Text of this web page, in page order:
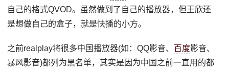
自己的格式QVOD。虽然做到了自己的播放器，但王欣还
是想做自己的盒子，就是快播的小方。
之前realplay将很多中国播放器(如：QQ影音、 百度影音、
暴风影音)都列为黑名单，其实是因为中国之前一直用的都